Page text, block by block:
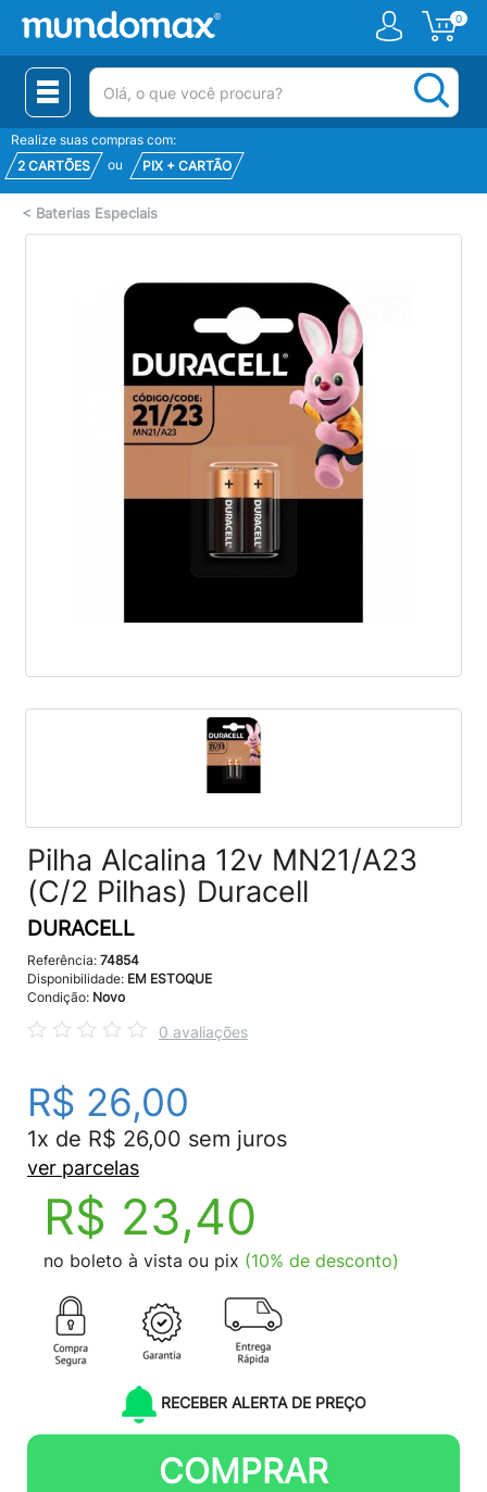
0
(pesquisar)
Realize suas compras com:
2 CARTÕES
ou PIX + CARTÃO
< Baterias Especiais
Pilha Alcalina 12v MN21/A23
(C/2 Pilhas) Duracell
DURACELL
Referência: 74854
Disponibilidade: EM ESTOQUE
Condição: Novo
0 avaliações
R$ 26,00
1x de R$ 26,00 sem juros
ver parcelas
R$ 23,40
no boleto à vista ou pix (10% de desconto)
RECEBER ALERTA DE PREÇO
COMPRAR